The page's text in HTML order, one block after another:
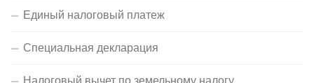
Единый налоговый платеж
Специальная декларация